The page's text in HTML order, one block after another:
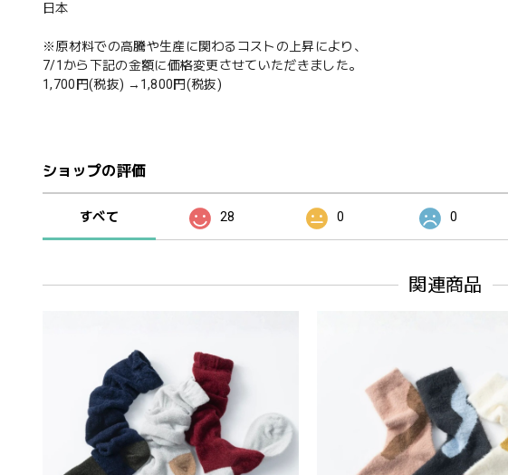
日本
※原材料での高騰や生産に関わるコストの上昇により、
7/1から下記の金額に価格変更させていただきました。
1,700円(税抜) →1,800円(税抜)
ショップの評価
すべて 28 0 0
関連商品